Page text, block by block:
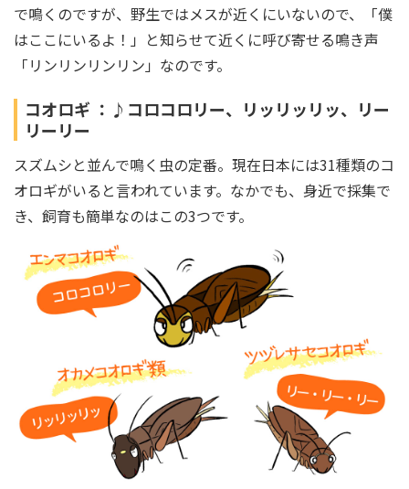
で鳴くのですが、野生ではメスが近くにいないので、「僕
はここにいるよ！」と知らせて近くに呼び寄せる鳴き声
「リンリンリンリン」なのです。
コオロギ ：♪コロコロリー、リッリッリッ、リー
リーリー
スズムシと並んで鳴く虫の定番。現在日本には31種類のコ
オロギがいると言われています。なかでも、身近で採集で
き、飼育も簡単なのはこの3つです。